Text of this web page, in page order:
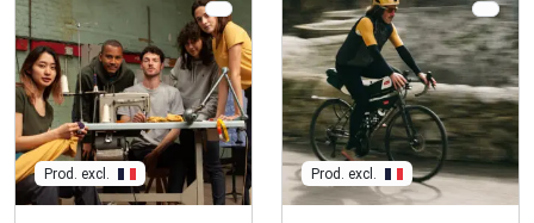
Prod. excl. Prod. excl.